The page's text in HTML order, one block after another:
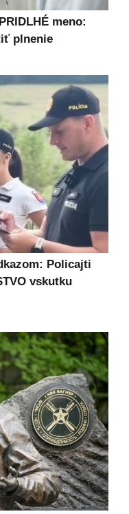
meno:
plnenie
Policajti
vskutku